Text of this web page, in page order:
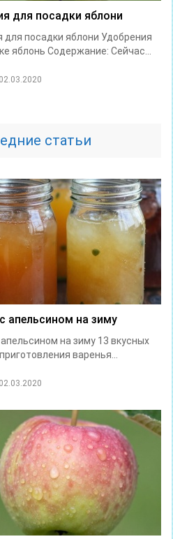
для посадки яблони
для посадки яблони Удобрения
яблонь Содержание: Сейчас...
02.03.2020
статьи
апельсином на зиму
на зиму 13 вкусных
варенья...
02.03.2020